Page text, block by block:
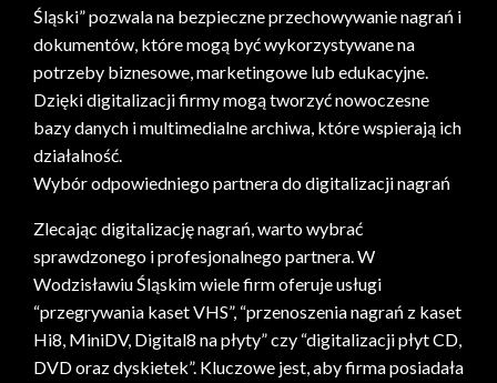
Śląski” pozwala na bezpieczne przechowywanie nagrań i
dokumentów, które mogą być wykorzystywane na
potrzeby biznesowe, marketingowe lub edukacyjne.
Dzięki digitalizacji firmy mogą tworzyć nowoczesne
bazy danych i multimedialne archiwa, które wspierają ich
działalność.
Wybór odpowiedniego partnera do digitalizacji nagrań
Zlecając digitalizację nagrań, warto wybrać
sprawdzonego i profesjonalnego partnera. W
Wodzisławiu Śląskim wiele firm oferuje usługi
“przegrywania kaset VHS”, “przenoszenia nagrań z kaset
Hi8, MiniDV, Digital8 na płyty” czy “digitalizacji płyt CD,
DVD oraz dyskietek”. Kluczowe jest, aby firma posiadała